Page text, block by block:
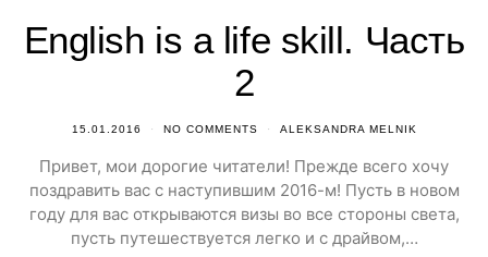
English is a life skill. Часть
2
15.01.2016 NO COMMENTS ALEKSANDRA MELNIK
Привет, мои дорогие читатели! Прежде всего хочу
поздравить вас с наступившим 2016-м! Пусть в новом
году для вас открываются визы во все стороны света,
пусть путешествуется легко и с драйвом,…